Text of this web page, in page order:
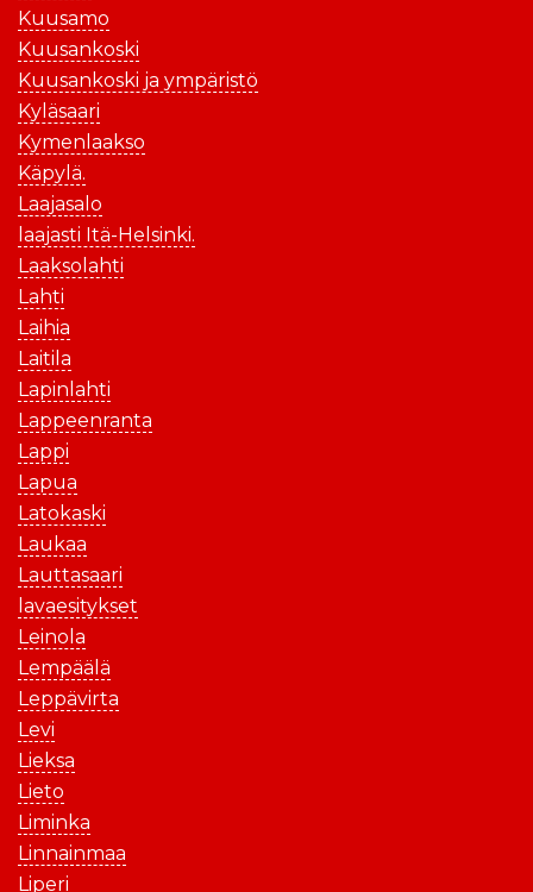
Kuusamo
Kuusankoski
Kuusankoski ja ympäristö
Kyläsaari
Kymenlaakso
Käpylä.
Laajasalo
laajasti Itä-Helsinki.
Laaksolahti
Lahti
Laihia
Laitila
Lapinlahti
Lappeenranta
Lappi
Lapua
Latokaski
Laukaa
Lauttasaari
lavaesitykset
Leinola
Lempäälä
Leppävirta
Levi
Lieksa
Lieto
Liminka
Linnainmaa
Liperi